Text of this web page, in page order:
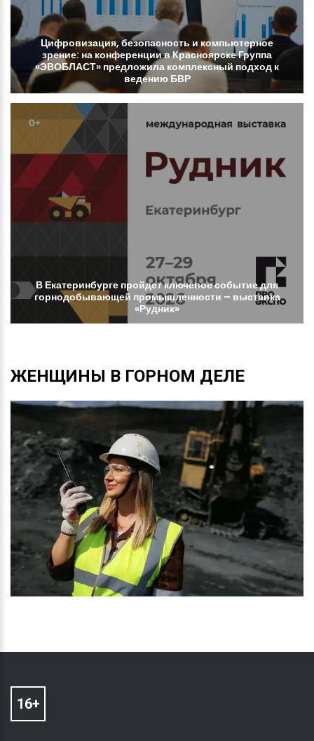
Цифровизация, безопасность и компьютерное
зрение: на конференциивКрасноярскеГруппа
«ЭВОБЛАСТ» предложила комплексный подход к
ведению БВР
В Екатеринбурге пройдетключевоесобытиедля
горнодобывающей промышленности – выставка
«Рудник»
ЖЕНЩИНЫ В ГОРНОМ ДЕЛЕ